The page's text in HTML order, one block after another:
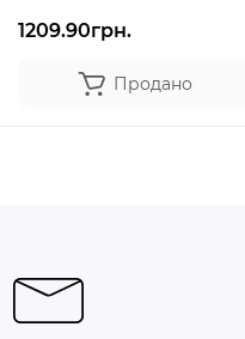
1209.90грн.
Продано